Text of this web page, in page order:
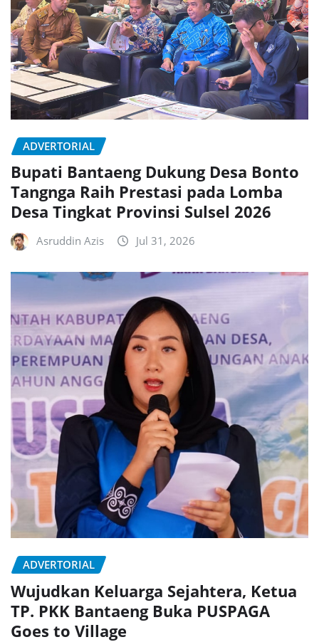
ADVERTORIAL
Bupati Bantaeng Dukung Desa Bonto
Tangnga Raih Prestasi pada Lomba
Desa Tingkat Provinsi Sulsel 2026
Asruddin Azis Jul 31, 2026
ADVERTORIAL
Wujudkan Keluarga Sejahtera, Ketua
TP. PKK Bantaeng Buka PUSPAGA
Goes to Village